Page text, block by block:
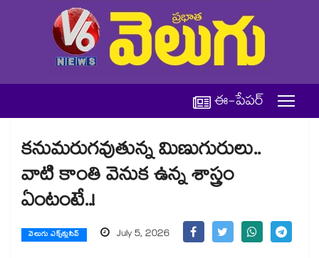
ఈ-పేపర్
కనుమరుగవుతున్న మిణుగురులు..
వాటి కాంతి వెనుక ఉన్న శాస్త్రం
ఏంటంటే..!
వెలుగు ఎక్స్‌క్లుసివ్ July 5, 2026